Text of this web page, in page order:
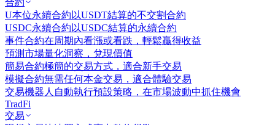
合約
U本位永續合約 以USDT結算的不交割合約
USDC永續合約 以USDC結算的永續合約
事件合約在周期內看漲或看跌，輕鬆贏得收益
預測市場量化洞察，兌現價值
簡易合約極簡的交易方式，適合新手交易
模擬合約無需任何本金交易，適合體驗交易
交易機器人 自動執行預設策略，在市場波動中抓住機會
TradFi
交易